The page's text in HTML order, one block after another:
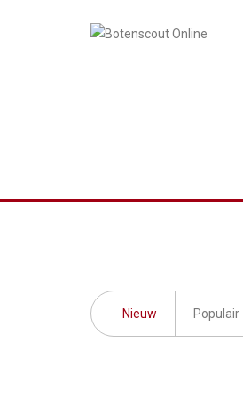
Nieuw Populair